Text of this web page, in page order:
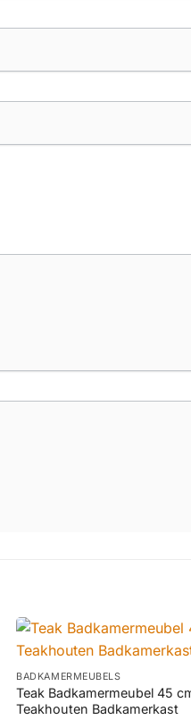
+
BADKAMERMEUBELS
Teak Badkamermeubel 45
Teakhouten Badkamerkast